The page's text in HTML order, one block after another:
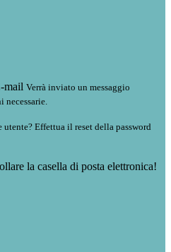
mail Verrà inviato un messaggio
Effettua il reset della password
la casella di posta elettronica!